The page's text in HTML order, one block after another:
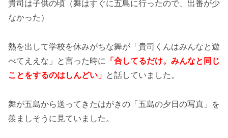
貴司は子供の頃（舞はすぐに五島に行ったので、出番が少
なかった）
熱を出して学校を休みがちな舞が「貴司くんはみんなと遊
べてええな」と言った時に 「合してるだけ。みんなと同じ
ことをするのはしんどい」 と話していました。
舞が五島から送ってきたはがきの「五島の夕日の写真」を
羨ましそうに見ていました。